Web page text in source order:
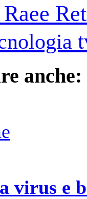
Raee
anche:
virus e